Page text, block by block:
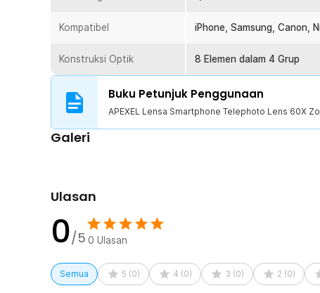
1 x Metal Clip
1 x Fixing Ring
1 x EVA Gaskets (2/3/4mm)
1 x Tas Lensa
1 x Kain Pembersih
1 x Panduan Penggunaan
Kompatibel iPhone, Samsung, Canon,
Konstruksi Optik 8 Elemen dalam 4 Grup
Buku Petunjuk Penggunaan
APEXEL Lensa Smartphone Telephoto Lens 60X
Galeri
Ulasan
0/5 0 Ulasan
Semua 5 (0) 4 (0) 3 (0) 2 (0)